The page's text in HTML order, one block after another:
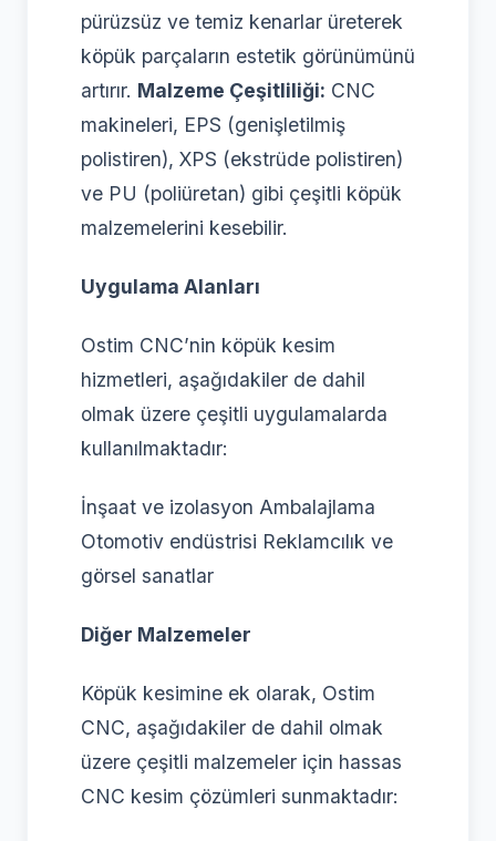
pürüzsüz ve temiz kenarlar üreterek
köpük parçaların estetik görünümünü
artırır. Malzeme Çeşitliliği: CNC
makineleri, EPS (genişletilmiş
polistiren), XPS (ekstrüde polistiren)
ve PU (poliüretan) gibi çeşitli köpük
malzemelerini kesebilir.
Uygulama Alanları
Ostim CNC’nin köpük kesim
hizmetleri, aşağıdakiler de dahil
olmak üzere çeşitli uygulamalarda
kullanılmaktadır:
İnşaat ve izolasyon Ambalajlama
Otomotiv endüstrisi Reklamcılık ve
görsel sanatlar
Diğer Malzemeler
Köpük kesimine ek olarak, Ostim
CNC, aşağıdakiler de dahil olmak
üzere çeşitli malzemeler için hassas
CNC kesim çözümleri sunmaktadır: